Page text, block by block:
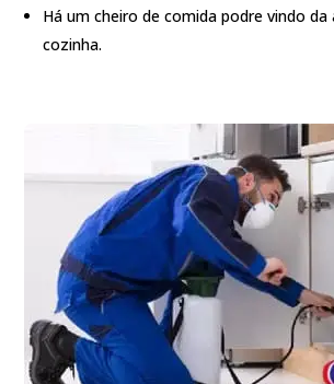
Há um cheiro de comida podre vindo da
cozinha.